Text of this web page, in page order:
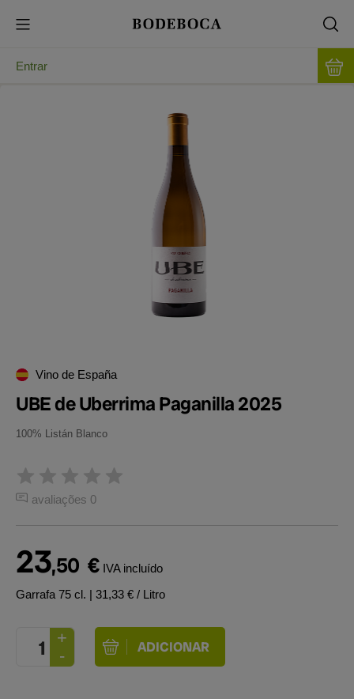
Entrar
Vino de España
UBE de Uberrima Paganilla 2025
100% Listán Blanco
avaliações 0
23,50 € IVA incluído
Garrafa 75 cl. | 31,33 € / Litro